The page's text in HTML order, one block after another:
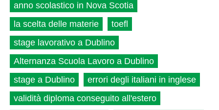
anno scolastico in Nova Scotia
la scelta delle materie
toefl
stage lavorativo a Dublino
Alternanza Scuola Lavoro a Dublino
stage a Dublino
errori degli italiani in inglese
validità diploma conseguito all'estero